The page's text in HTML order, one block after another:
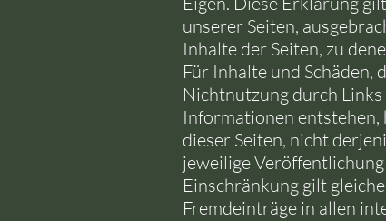
unserer Seiten,
Inhalte der Seiten, zu
Für Inhalte und Schäden,
Nichtnutzung durch
Informationen
dieser Seiten, nicht
jeweilige
Einschränkung gilt
Fremdeinträge in allen